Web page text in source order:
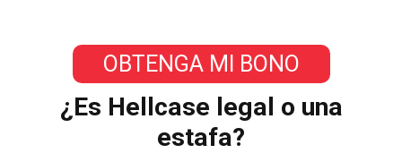
OBTENGA MI BONO
¿Es Hellcase legal o una
estafa?